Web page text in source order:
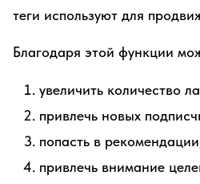
теги используют для
Благодаря этой функции
увеличить количество
привлечь новых
попасть в
привлечь внимание